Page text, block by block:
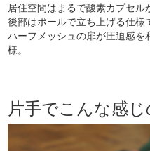
居住空間はまるで酸素カプセル
後部はポールで立ち上げる仕様
ハーフメッシュの扉が圧迫感
様。
片手でこんな感